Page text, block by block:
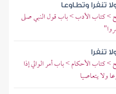
تنفرا وتطاوعا
> كتاب الأدب > باب قول النبي صلى
تنفرا
كتاب الأحكام > باب أمر الوالي إذا
ولا يتعاصيا